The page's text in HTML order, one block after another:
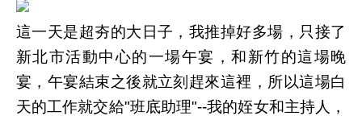
這一天是超夯的大日子，我推掉好多場，只接了
新北市活動中心的一場午宴，和新竹的這場晚
宴，午宴結束之後就立刻趕來這裡，所以這場白
天的工作就交給"班底助理"--我的姪女和主持人，